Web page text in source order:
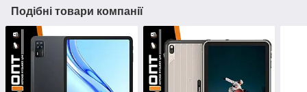
Подібні товари компанії